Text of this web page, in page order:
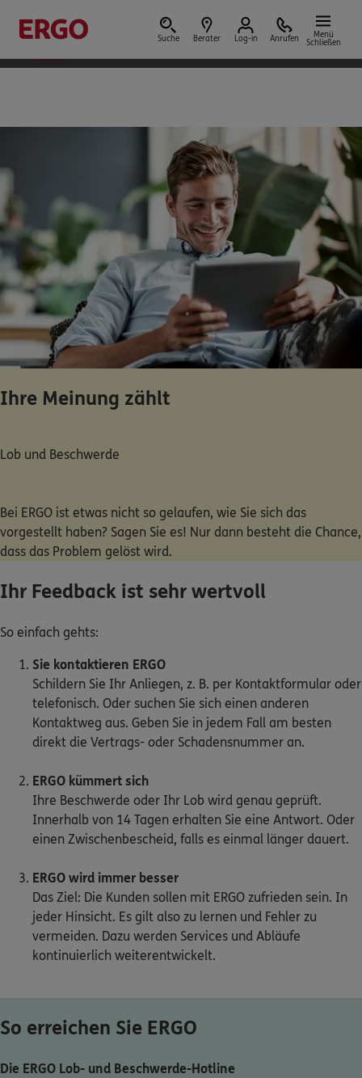
ERGO App
bestens bewertet mit
Installieren
Suche Berater Log-in Anrufen
Menü
Schließen
Reform der privaten Altersvorsorge
Jetzt Förderung selbst berechnen.
Jetzt informieren
Nicht sicher, was Sie benötigen?
Meine Versicherungen
Sehen Sie auf einen Blick Ihre Versicherungen bei
Schaden- oder Leistungsfall melden
Bequem online oder telefonisch.
Meine Versicherungen
Sehen Sie auf einen Blick Ihre Versicherungen bei
ERGO, dem ERGO Rechtsschutz und der DKV.
Zum Kundenportal
Schaden- oder Leistungsfall melden
Ihre Meinung zählt
Lob und Beschwerde
Bei ERGO ist etwas nicht so gelaufen, wie Sie sich das
vorgestellt haben? Sagen Sie es! Nur dann besteht die Chance,
dass das Problem gelöst wird.
Ihr Feedback ist sehr wertvoll
So einfach gehts:
Sie kontaktieren ERGO
Schildern Sie Ihr Anliegen, z. B. per Kontaktformular oder
telefonisch. Oder suchen Sie sich einen anderen
Kontaktweg aus. Geben Sie in jedem Fall am besten
direkt die Vertrags- oder Schadensnummer an.
ERGO kümmert sich
Ihre Beschwerde oder Ihr Lob wird genau geprüft.
Innerhalb von 14 Tagen erhalten Sie eine Antwort. Oder
einen Zwischenbescheid, falls es einmal länger dauert.
ERGO wird immer besser
Das Ziel: Die Kunden sollen mit ERGO zufrieden sein. In
jeder Hinsicht. Es gilt also zu lernen und Fehler zu
vermeiden. Dazu werden Services und Abläufe
kontinuierlich weiterentwickelt.
So erreichen Sie ERGO
Die ERGO Lob- und Beschwerde-Hotline